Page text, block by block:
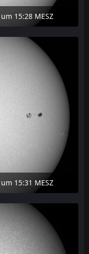
15:28 MESZ
15:31 MESZ